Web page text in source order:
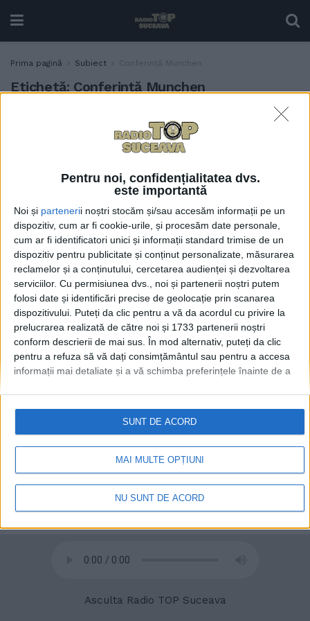
Pentru noi, confidențialitatea dvs.
este importantă
Noi și partenerii noștri stocăm și/sau accesăm informații pe un
dispozitiv, cum ar fi cookie-urile, și procesăm date personale,
cum ar fi identificatori unici și informații standard trimise de un
dispozitiv pentru publicitate și conținut personalizate, măsurarea
reclamelor și a conținutului, cercetarea audienței și dezvoltarea
serviciilor. Cu permisiunea dvs., noi și partenerii noștri putem
folosi date și identificări precise de geolocație prin scanarea
dispozitivului. Puteți da clic pentru a vă da acordul cu privire la
prelucrarea realizată de către noi și 1733 partenerii noștri
conform descrierii de mai sus. În mod alternativ, puteți da clic
pentru a refuza să vă dați consimțământul sau pentru a accesa
informații mai detaliate și a vă schimba preferințele înainte de a
retrageți consimțământul în orice moment, revenind la acest site
și făcând clic pe butonul "Confidențialitate" din partea de jos a
paginii web.
MAI MULTE OPȚIUNI
NU SUNT DE ACORD
SUNT DE ACORD
Prima pagină Subiect Conferință Munchen
Etichetă: Conferință Munchen
Doctorul în istorie Daniel
Hrenciuc, despre discursul
lui JD Vance de la Munchen:
inedită, foarte tranșantă și
care prefigurează o
schimbare de paradigmă în
ceea ce privește relațiile
internaționale și relația cu
Europa Occidentală
17 FEBRUARIE, 2025
Asculta Radio TOP Suceava